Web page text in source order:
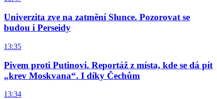
Univerzita zve na zatmění Slunce. Pozorovat se
budou i Perseidy
13:35
Pivem proti Putinovi. Reportáž z místa, kde se dá pít
„krev Moskvana“. I díky Čechům
13:34